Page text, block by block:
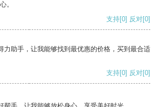
。
支持[0] 反对[0]
力助手，让我能够找到最优惠的价格，买到最合适
支持[0] 反对[0]